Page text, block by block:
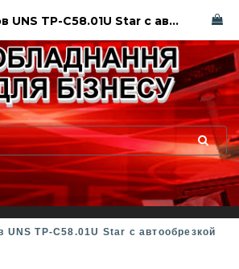
UNS TP-C58.01U Star с автообрезкой
Принтер чеков UNS TP-C58.01U Star с автообрезкой